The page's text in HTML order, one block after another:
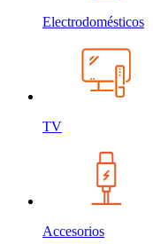
Electrodomésticos
TV
Accesorios